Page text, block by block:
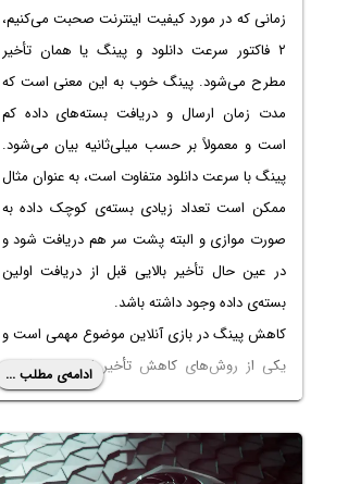
زمانی که در مورد کیفیت اینترنت صحبت می‌کنیم،
۲ فاکتور سرعت دانلود و پینگ یا همان تأخیر
مطرح می‌شود. پینگ خوب به این معنی است که
مدت زمان ارسال و دریافت بسته‌های داده کم
است و معمولاً بر حسب میلی‌ثانیه بیان می‌شود.
پینگ با سرعت دانلود متفاوت است، به عنوان مثال
ممکن است تعداد زیادی بسته‌ی کوچک داده به
صورت موازی و البته پشت سر هم دریافت شود و
در عین حال تأخیر بالایی قبل از دریافت اولین
بسته‌ی داده وجود داشته باشد.
کاهش پینگ در بازی آنلاین موضوع مهمی است و
یکی از روش‌های کاهش تأخیر این است که از
سرور DNS سریع و امن استفاده کنیم. در ادامه به
معرفی برخی از سرورهای DNS خوب برای کاهش
پینگ می‌پردازیم و عملکرد آن را توضیح می‌دهیم.
ادامه‌ی مطلب ...